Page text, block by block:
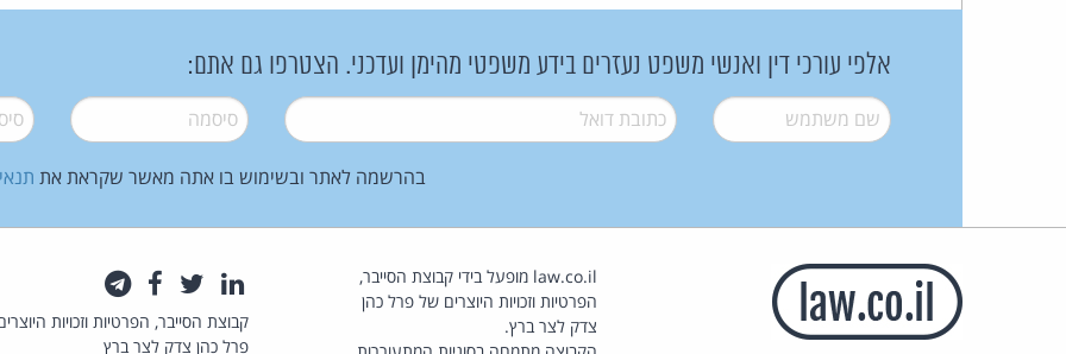
אלפי עורכי דין ואנשי משפט נעזרים בידע משפטי מהימן ועדכני. הצטרפו גם אתם:
שם משתמש* דואל* סיסמה*
בהרשמה לאתר ובשימוש בו אתה מאשר שקראת את
law.co.il מופעל בידי קבוצת הסייבר,
הפרטיות וזכויות היוצרים של פרל כהן
צדק לצר ברץ.
לינקדאין
טוויטרפייסבוק
קבוצת הסייבר, הפרטיות וזכויות
פרל כהן צדק לצר ברץ